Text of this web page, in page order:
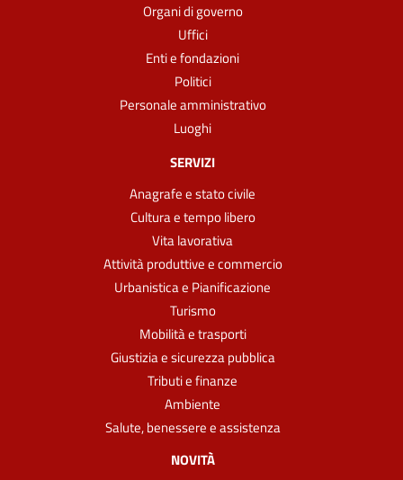
Organi di governo
Uffici
Enti e fondazioni
Politici
Personale amministrativo
Luoghi
SERVIZI
Anagrafe e stato civile
Cultura e tempo libero
Vita lavorativa
Attività produttive e commercio
Urbanistica e Pianificazione
Turismo
Mobilità e trasporti
Giustizia e sicurezza pubblica
Tributi e finanze
Ambiente
Salute, benessere e assistenza
NOVITÀ